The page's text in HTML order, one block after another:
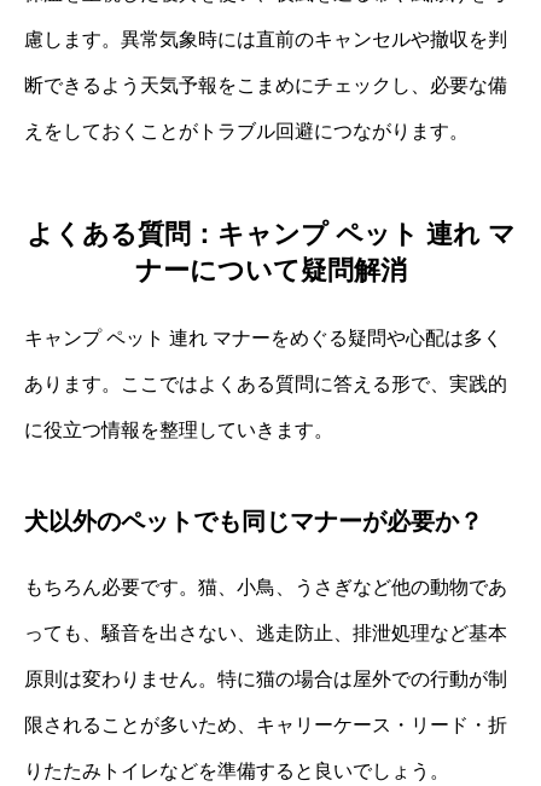
慮します。異常気象時には直前のキャンセルや撤収を判
断できるよう天気予報をこまめにチェックし、必要な備
えをしておくことがトラブル回避につながります。
よくある質問：キャンプ ペット 連れ マ
ナーについて疑問解消
キャンプ ペット 連れ マナーをめぐる疑問や心配は多く
あります。ここではよくある質問に答える形で、実践的
に役立つ情報を整理していきます。
犬以外のペットでも同じマナーが必要か？
もちろん必要です。猫、小鳥、うさぎなど他の動物であ
っても、騒音を出さない、逃走防止、排泄処理など基本
原則は変わりません。特に猫の場合は屋外での行動が制
限されることが多いため、キャリーケース・リード・折
りたたみトイレなどを準備すると良いでしょう。